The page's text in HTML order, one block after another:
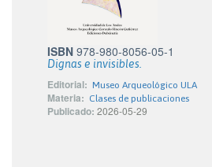
ISBN 978-980-8056-05-1
Dignas e invisibles.
Editorial: Museo Arqueológico ULA
Materia: Clases de publicaciones
Publicado: 2026-05-29